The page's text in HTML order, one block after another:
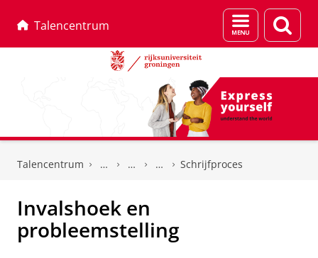
Talencentrum
Menu
en
Talencentrum Schrijfproces
Invalshoek en
probleemstelling